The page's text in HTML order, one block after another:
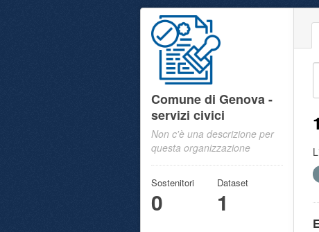
Comune di Genova -
servizi civici
Non c'è una descrizione per
questa organizzazione
Sostenitori
0
Dataset
1